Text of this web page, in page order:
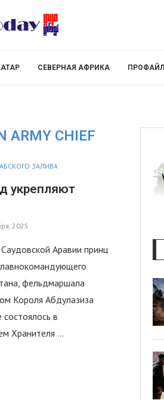
СЕВЕРНАЯ АФРИКА ПРОФАЙЛ
ARMY CHIEF
ЗАЛИВА
укрепляют
2025
Аравии принц
фельдмаршала
Короля Абдулазиза
в
Хранителя …